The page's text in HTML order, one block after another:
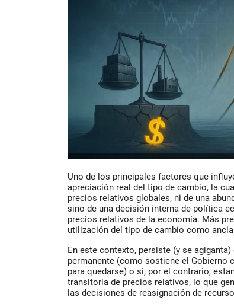
Uno de los principales factores que
apreciación real del tipo de cambio, la
precios relativos globales, ni de una
sino de una decisión interna de política
precios relativos de la economía. Más
utilización del tipo de cambio como
En este contexto, persiste (y se
permanente (como sostiene el Gobierno
para quedarse) o si, por el contrario,
transitoria de precios relativos, lo que
las decisiones de reasignación de